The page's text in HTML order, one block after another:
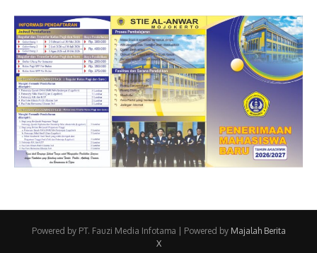
Powered by PT. Fauzi Media Infotama | Powered by Majalah Berita
X